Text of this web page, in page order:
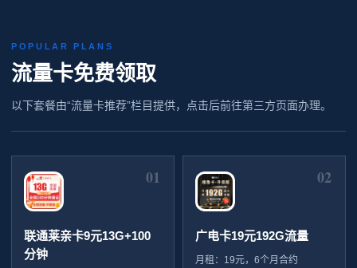
POPULAR PLANS
流量卡免费领取
以下套餐由“流量卡推荐”栏目提供，点击后前往第三方页面办理。
01
联通莱亲卡9元13G+100
分钟
02
广电卡19元192G流量
月租：19元，6个月合约